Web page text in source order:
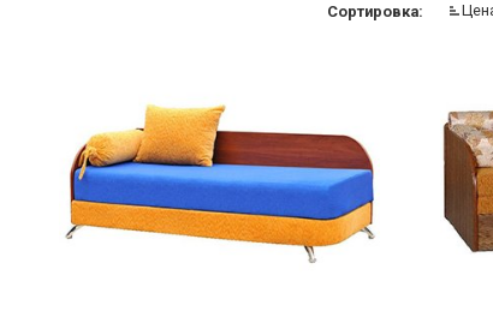
Сортировка: